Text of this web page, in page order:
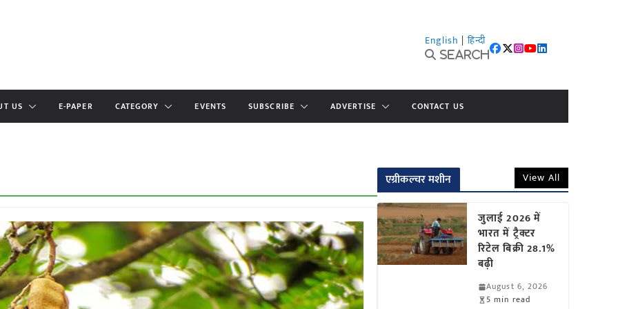
English | हिन्दी
Search
US E-PAPER CATEGORY EVENTS SUBSCRIBE ADVERTISE CONTACT US
एग्रीकल्चर मशीन View All
जुलाई 2026 में
भारत में ट्रैक्टर
रिटेल बिक्री 28.1%
बढ़ी
August 6, 2026
5 min read